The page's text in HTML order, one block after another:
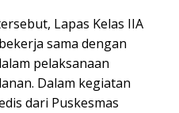
Lapas Kelas IIA
sama dengan
pelaksanaan
Dalam kegiatan
dari Puskesmas